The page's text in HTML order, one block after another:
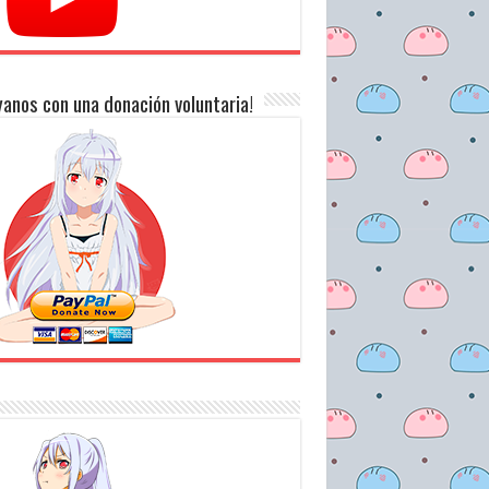
con una donación voluntaria!